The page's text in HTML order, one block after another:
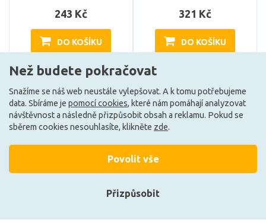
243 Kč
DO KOŠÍKU
Skladem e-shop (5 ks)
321 Kč
DO KOŠÍKU
Může být u Vás 17. 8.
Než budete pokračovat
Snažíme se náš web neustále vylepšovat. A k tomu potřebujeme
data. Sbíráme je pomocí cookies, které nám pomáhají analyzovat
návštěvnost a následně přizpůsobit obsah a reklamu. Pokud se
sběrem cookies nesouhlasíte, klikněte zde.
Přizpůsobit
Povolit vše